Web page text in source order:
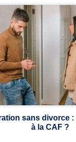
sans divorce
à la CAF ?